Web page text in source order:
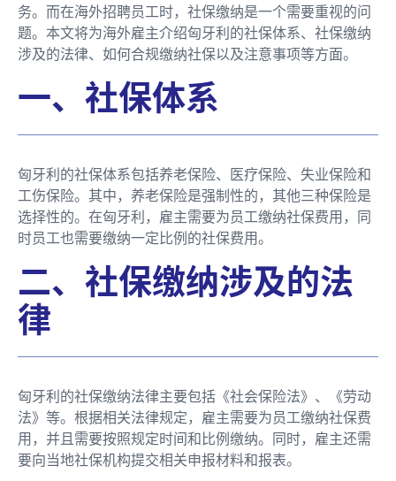
务。而在海外招聘员工时，社保缴纳是一个需要重视的问
题。本文将为海外雇主介绍匈牙利的社保体系、社保缴纳
涉及的法律、如何合规缴纳社保以及注意事项等方面。
一、社保体系
匈牙利的社保体系包括养老保险、医疗保险、失业保险和
工伤保险。其中，养老保险是强制性的，其他三种保险是
选择性的。在匈牙利，雇主需要为员工缴纳社保费用，同
时员工也需要缴纳一定比例的社保费用。
二、社保缴纳涉及的法
律
匈牙利的社保缴纳法律主要包括《社会保险法》、《劳动
法》等。根据相关法律规定，雇主需要为员工缴纳社保费
用，并且需要按照规定时间和比例缴纳。同时，雇主还需
要向当地社保机构提交相关申报材料和报表。